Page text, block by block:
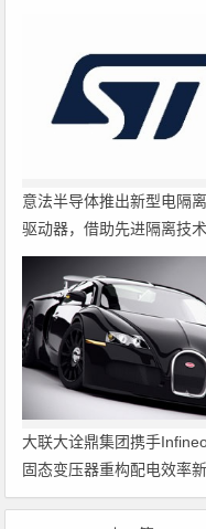
意法半导体推出新型电隔
驱动器，借助先进隔离技
电源设计
大联大诠鼎集团携手
固态变压器重构配电效率